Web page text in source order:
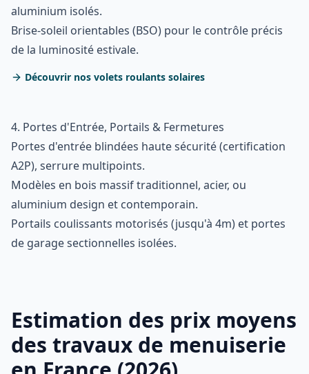
aluminium isolés.
Brise-soleil orientables (BSO) pour le contrôle précis
de la luminosité estivale.
Découvrir nos volets roulants solaires
4. Portes d'Entrée, Portails & Fermetures
Portes d'entrée blindées haute sécurité (certification
A2P), serrure multipoints.
Modèles en bois massif traditionnel, acier, ou
aluminium design et contemporain.
Portails coulissants motorisés (jusqu'à 4m) et portes
de garage sectionnelles isolées.
Estimation des prix moyens
des travaux de menuiserie